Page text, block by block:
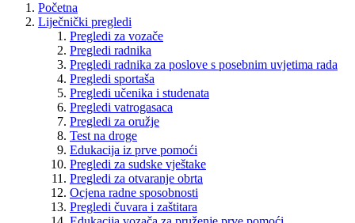
Početna
Liječnički pregledi
Pregledi za vozače
Pregledi radnika
Pregledi radnika za poslove s posebnim uvjetima rada
Pregledi sportaša
Pregledi učenika i studenata
Pregledi vatrogasaca
Pregledi za oružje
Test na droge
Edukacija iz prve pomoći
Pregledi za sudske vještake
Pregledi za otvaranje obrta
Ocjena radne sposobnosti
Pregledi čuvara i zaštitara